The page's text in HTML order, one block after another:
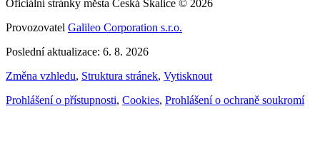
Oficiální stránky města Česká Skalice © 2026
Provozovatel Galileo Corporation s.r.o.
Poslední aktualizace: 6. 8. 2026
Změna vzhledu, Struktura stránek, Vytisknout
Prohlášení o přístupnosti, Cookies, Prohlášení o ochraně soukromí